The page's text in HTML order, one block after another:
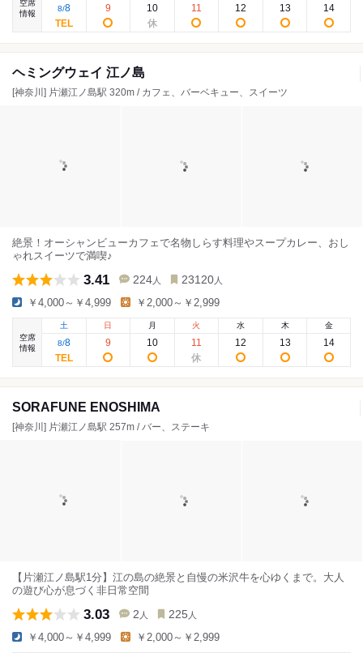
空席
情報
8/8 9 10 11 12 13 14
ヘミングウェイ 江ノ島
[神奈川] 片瀬江ノ島駅 320m / カフェ、バーベキュー、スイーツ
絶景！オーシャンビューカフェで名物しらす料理やスープカレー、おし
ゃれスイーツで満喫♪
3.41 224 人 23120 人
￥4,000～￥4,999 ￥2,000～￥2,999
空席
情報
土
8/8
日
9
月
10
火
11
水
12
木
13
金
14
SORAFUNE ENOSHIMA
[神奈川] 片瀬江ノ島駅 257m / バー、ステーキ
【片瀬江ノ島駅1分】江の島の絶景と自慢の米沢牛を心ゆくまで。大人
の遊び心が息づく非日常空間
3.03 2 人 225 人
￥4,000～￥4,999 ￥2,000～￥2,999